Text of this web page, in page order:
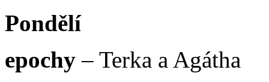
Pondělí
epochy – Terka a Agátha